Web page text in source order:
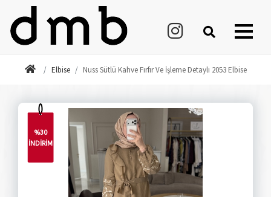
Elbise Nuss Sütlü Kahve Fırfır Ve İşleme Detaylı 2053 Elbise
%30
İNDİRİM